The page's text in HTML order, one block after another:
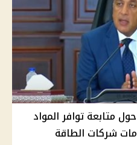
متابعة توافر المواد
شركات الطاقة